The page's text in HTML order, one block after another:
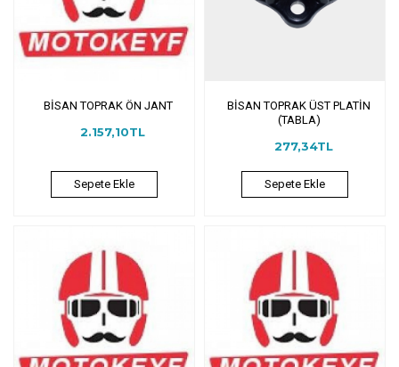
BİSAN TOPRAK ÖN JANT
2.157,10TL
Sepete Ekle
BİSAN TOPRAK ÜST PLATİN
(TABLA)
277,34TL
Sepete Ekle